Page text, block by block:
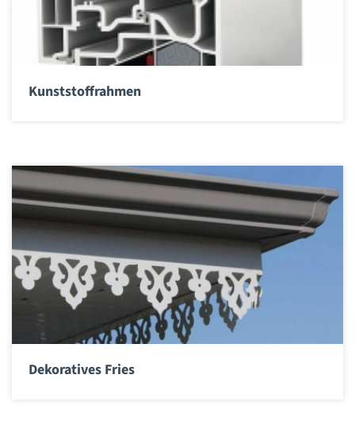
Kunststoffrahmen
Dekoratives Fries